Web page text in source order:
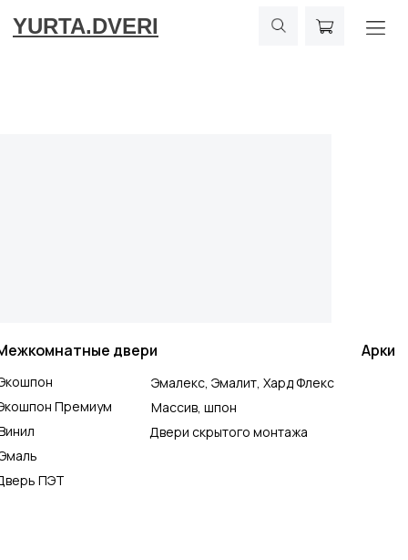
YURTA.DVERI
ПЭТ
Премиум
Двери скрытого монтажа
Массив, шпон
Эмалекс, Эмалит, Хард Флекс
Арки
двери